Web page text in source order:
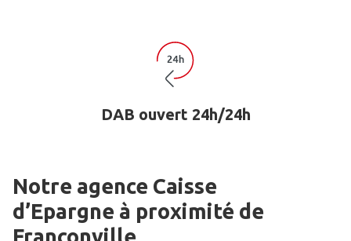
DAB ouvert 24h/24h
Notre agence Caisse
d’Epargne à proximité de